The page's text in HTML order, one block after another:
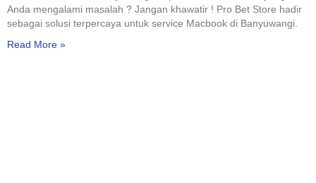
Anda mengalami masalah ? Jangan khawatir ! Pro Bet Store hadir
sebagai solusi terpercaya untuk service Macbook di Banyuwangi.
Read More »